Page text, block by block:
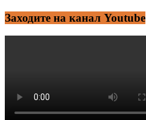
Заходите на канал Youtube